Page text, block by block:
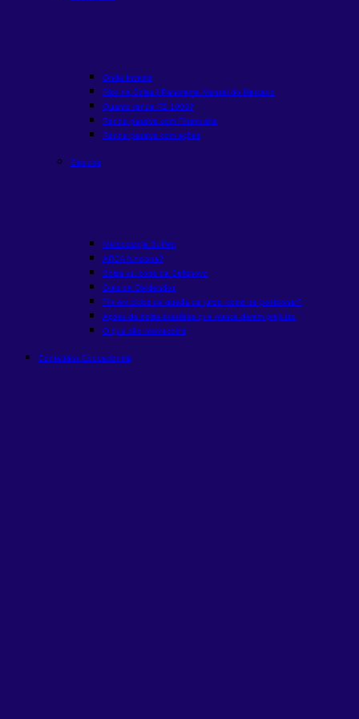
Onde Investir
Rico na Bolsa | Panorama Mensal do Mercado
Quanto rende R$ 1000?
Renda passiva com Fiisem alta
Renda passiva com ações
Estudos
Metodologia Buffett
ARCA funciona?
Bolsa vs. corte da Selicnovo
Guia de Dividendos
Fiis em ciclos de queda de juros: como se posicionar?
Ações da bolsa brasileira que nunca deram prejuízo
O que são memecoins
Conteúdos Educacionais